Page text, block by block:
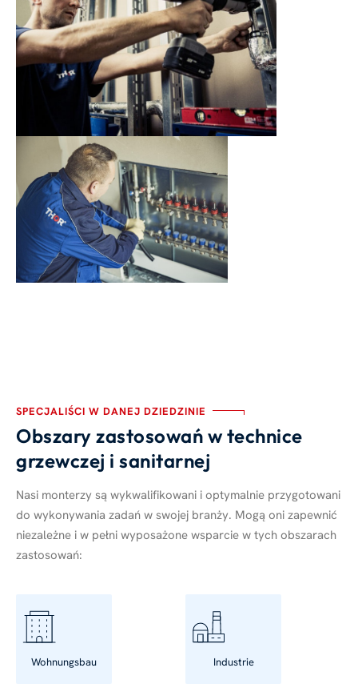
SPECJALIŚCI W DANEJ DZIEDZINIE
Obszary zastosowań w technice
grzewczej i sanitarnej
Nasi monterzy są wykwalifikowani i optymalnie przygotowani
do wykonywania zadań w swojej branży. Mogą oni zapewnić
niezależne i w pełni wyposażone wsparcie w tych obszarach
zastosowań:
Wohnungsbau Industrie